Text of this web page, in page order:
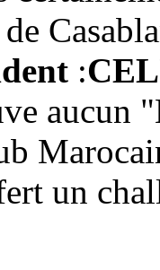
:
aucun
un